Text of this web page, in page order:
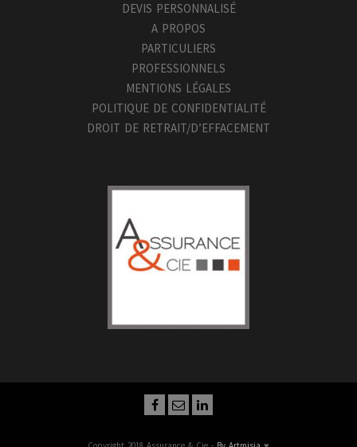
DEVIS PERSONNALISÉ
A PROPOS
PARTICULIERS
PROFESSIONNELS
MENTIONS LÉGALES
POLITIQUE DE CONFIDENTIALITÉ
DROIT DE RETRAIT/D’EFFACEMENT